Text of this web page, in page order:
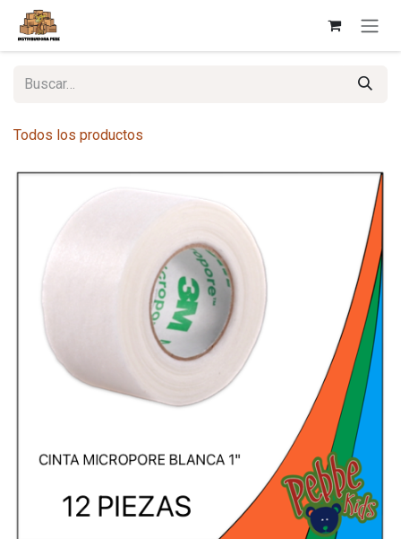
Ir al contenido
Todos los productos